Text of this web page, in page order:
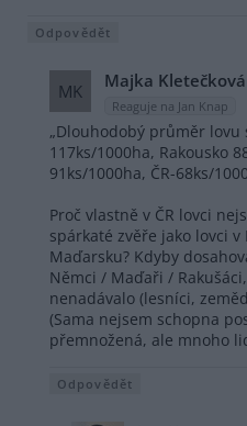
Odpovědět
MK Majka Kletečková
Reaguje na Jan Knap
„Dlouhodobý průměr lovu
117ks/1000ha, Rakousko
91ks/1000ha, ČR-68ks/
Proč vlastně v ČR lovci
spárkaté zvěře jako lovci v
Maďarsku? Kdyby
Němci / Maďaři /
nenadávalo (lesníci,
(Sama nejsem schopna
přemnožená, ale mnoho
Odpovědět